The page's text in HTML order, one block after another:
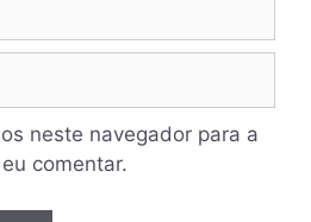
neste navegador para a
comentar.